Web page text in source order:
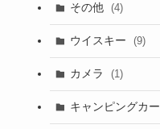
その他 (4)
ウイスキー (9)
カメラ (1)
キャンピングカー